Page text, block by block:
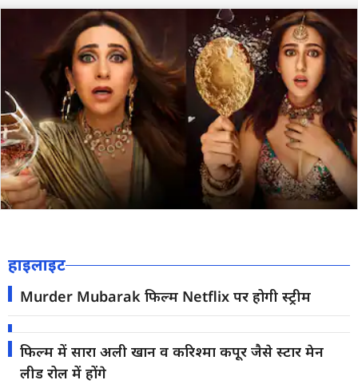
हाइलाइट
Murder Mubarak फिल्म Netflix पर होगी स्ट्रीम
फिल्म में सारा अली खान व करिश्मा कपूर जैसे स्टार मेन
लीड रोल में होंगे